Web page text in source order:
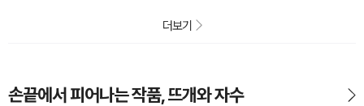
더보기
손끝에서 피어나는 작품, 뜨개와 자수